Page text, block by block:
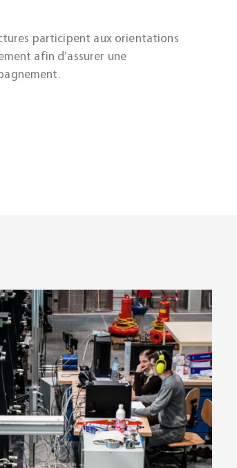
participent aux orientations
afin d’assurer une